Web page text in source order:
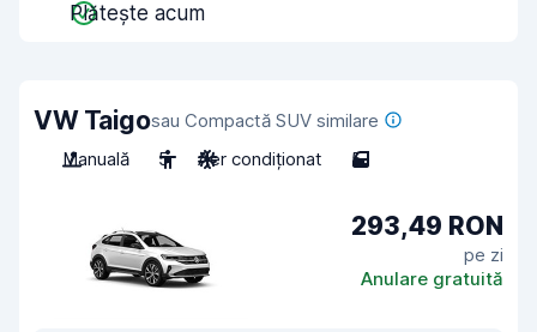
Plătește acum
VW Taigosau Compactă SUV similare
Manuală
5 Aer condiționat 5
293,49 RON
pe zi
Anulare gratuită